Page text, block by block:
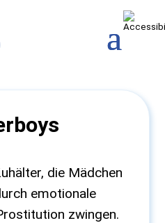
die Mädchen
emotionale
zwingen.